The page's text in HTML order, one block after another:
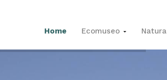
Home Ecomuseo Natura